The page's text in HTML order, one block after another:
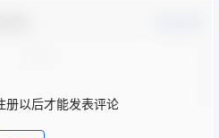
册以后才能发表评论